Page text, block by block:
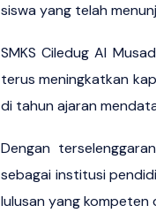
siswa yang telah
SMKS Ciledug Al
terus meningkatkan
di tahun ajaran
Dengan
sebagai institusi
lulusan yang kompeten